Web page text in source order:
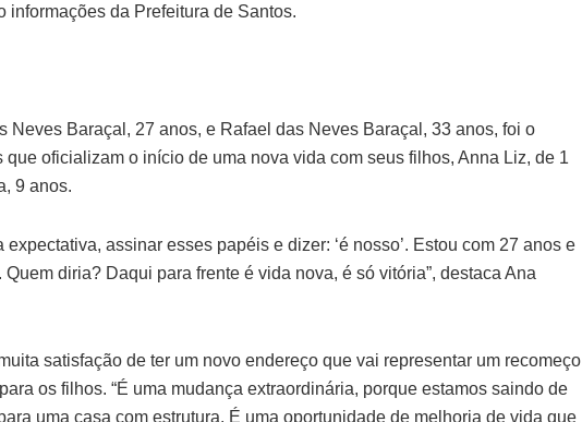
informações da Prefeitura de Santos.
Neves Baraçal, 27 anos, e Rafael das Neves Baraçal, 33 anos, foi o
oficializam o início de uma nova vida com seus filhos, Anna Liz, de 1
9 anos.
assinar esses papéis e dizer: ‘é nosso’. Estou com 27 anos e
diria? Daqui para frente é vida nova, é só vitória”, destaca Ana
satisfação de ter um novo endereço que vai representar um recomeço
os filhos. “É uma mudança extraordinária, porque estamos saindo de
uma casa com estrutura. É uma oportunidade de melhoria de vida que